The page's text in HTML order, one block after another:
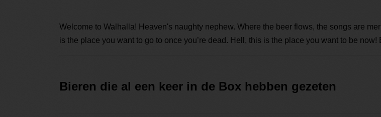
Welcome to Walhalla! Heaven's naughty nephew. Where the beer flows, the songs are
is the place you want to go to once you’re dead. Hell, this is the place you want to be now!
Bieren die al een keer in de Box hebben gezeten